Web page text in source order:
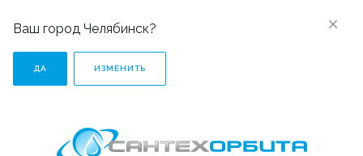
Ваш город Челябинск?
ДА ИЗМЕНИТЬ